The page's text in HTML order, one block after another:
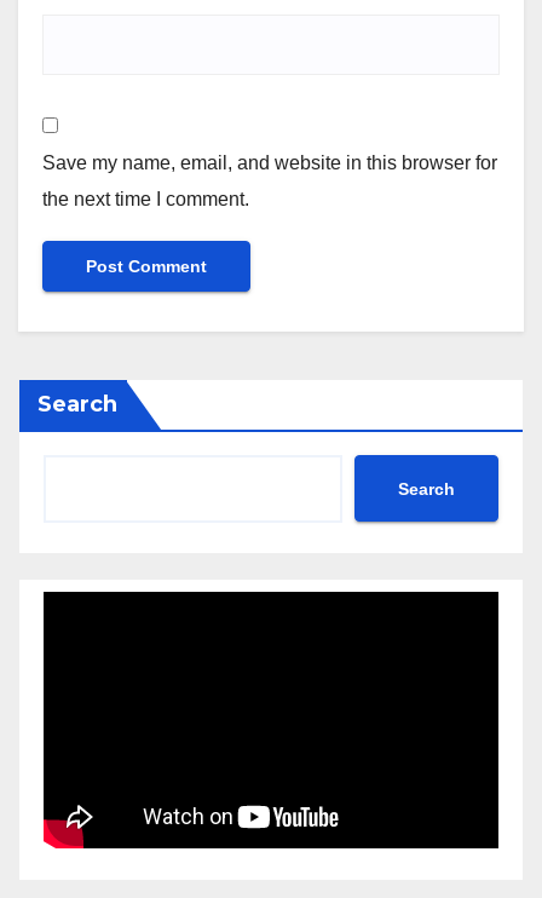
Save my name, email, and website in this browser for
the next time I comment.
Search
Search